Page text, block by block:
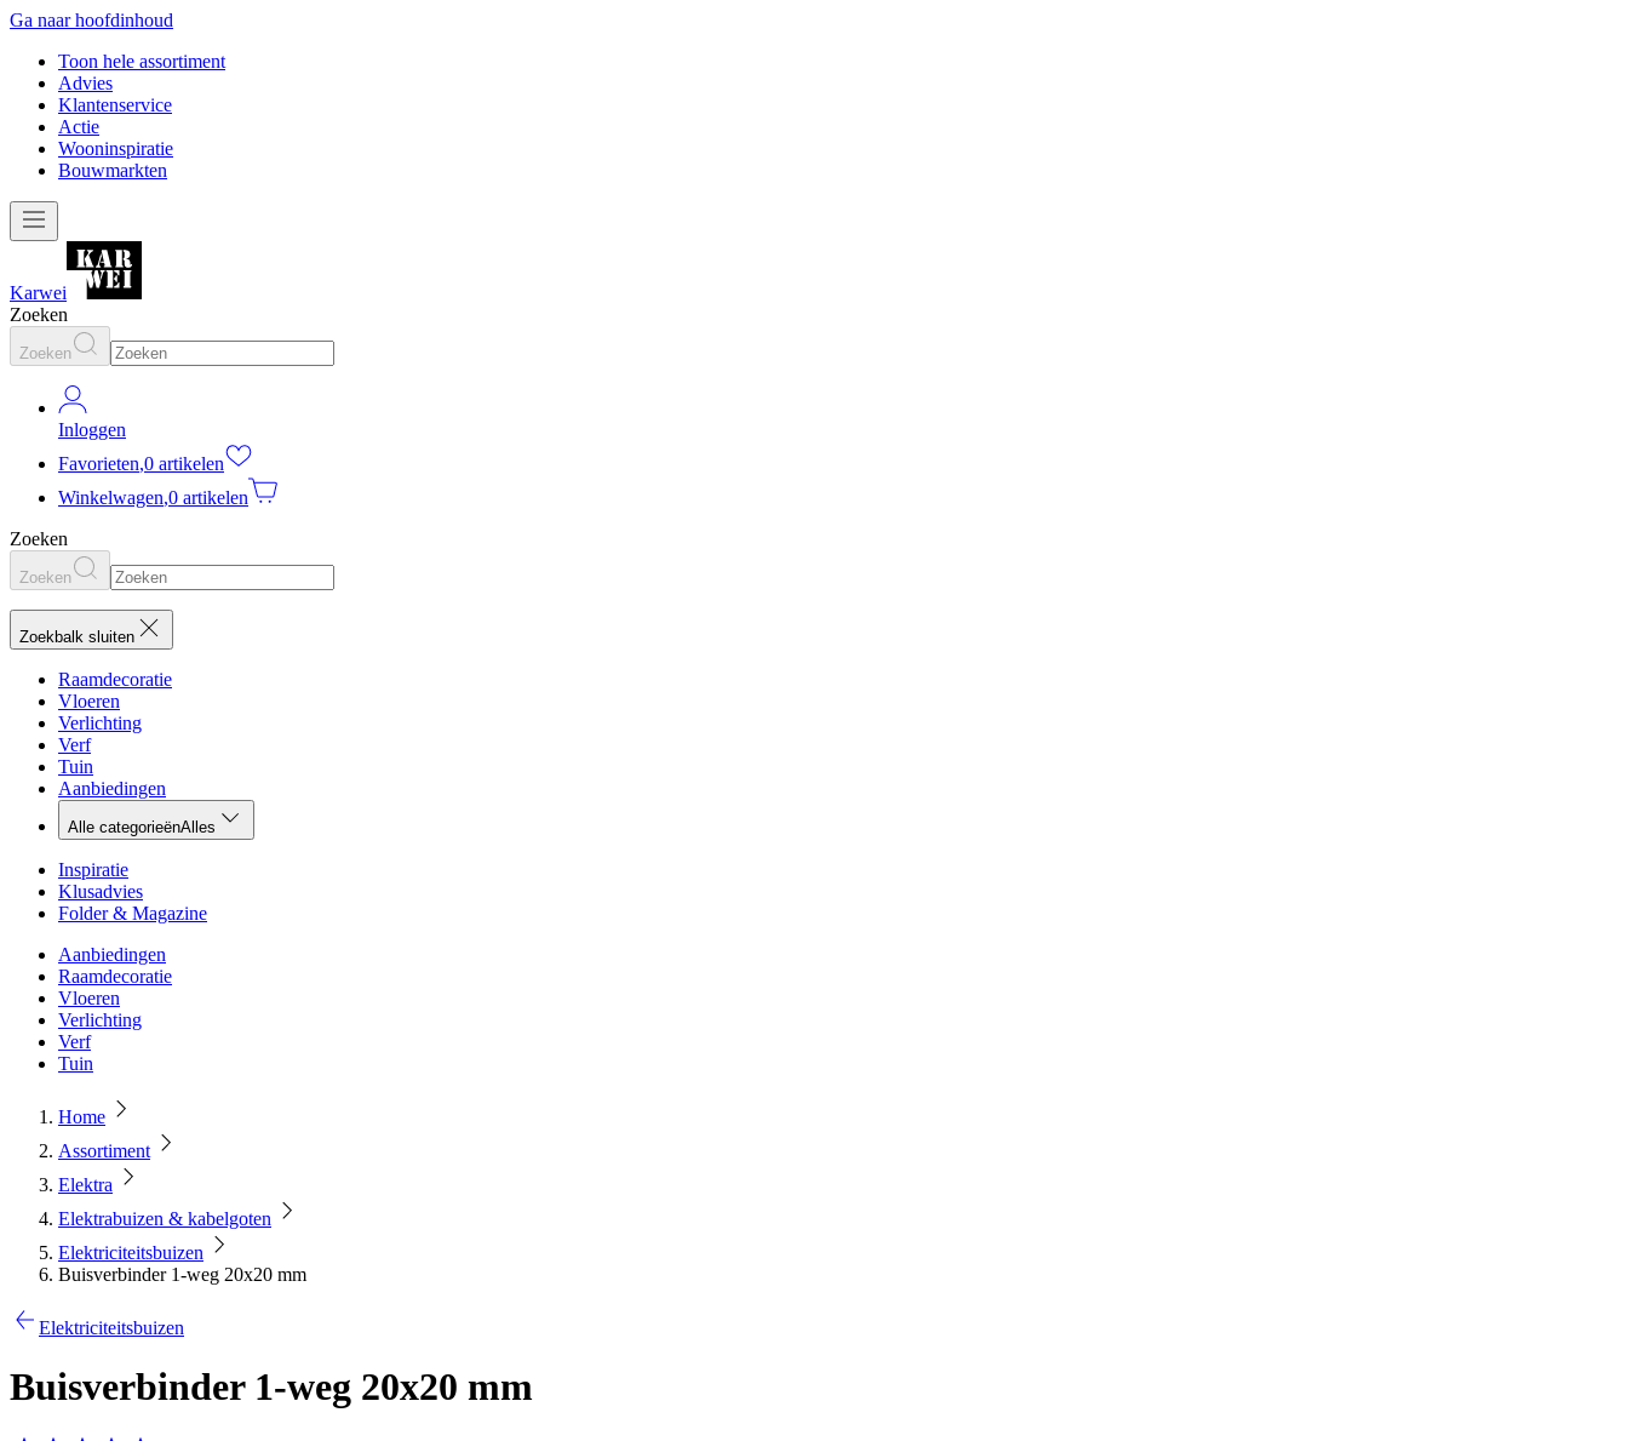
Ga naar hoofdinhoud
Toon hele assortiment
Advies
Klantenservice
Actie
Wooninspiratie
Bouwmarkten
Karwei
Zoeken
Zoeken
Inloggen
Favorieten,0 artikelen
Winkelwagen,0 artikelen
Zoeken
Zoeken
Zoekbalk sluiten
Raamdecoratie
Vloeren
Verlichting
Verf
Tuin
Aanbiedingen
Alle categorieënAlles
Inspiratie
Klusadvies
Folder & Magazine
Aanbiedingen
Raamdecoratie
Vloeren
Verlichting
Verf
Tuin
Home
Assortiment
Elektra
Elektrabuizen & kabelgoten
Elektriciteitsbuizen
Buisverbinder 1-weg 20x20 mm
Elektriciteitsbuizen
Buisverbinder 1-weg 20x20 mm